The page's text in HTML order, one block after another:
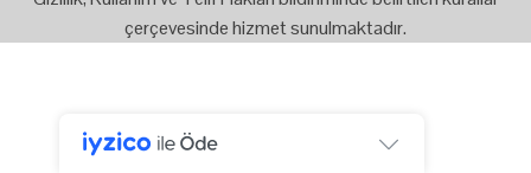
çerçevesinde hizmet sunulmaktadır.